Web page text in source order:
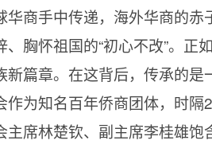
商手中传递，海外华商的赤
胸怀祖国的“初心不改”。正
篇章。在这背后，传承的
为知名百年侨商团体，时隔
席林楚钦、副主席李桂雄